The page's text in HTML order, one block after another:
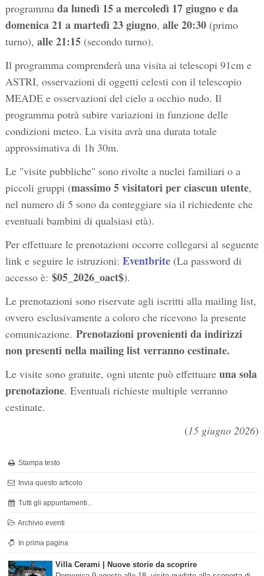
programma da lunedì 15 a mercoledì 17 giugno e da
domenica 21 a martedì 23 giugno, alle 20:30(primo
turno), alle 21:15(secondo turno).
Il programma comprenderà una visita ai telescopi 91cm e
ASTRI, osservazioni di oggetti celesti con il telescopio
MEADE e osservazioni del cielo a occhio nudo. Il
programma potrà subire variazioni in funzione delle
condizioni meteo. La visita avrà una durata totale
approssimativa di 1h 30m.
Le "visite pubbliche" sono rivolte a nuclei familiari o a
piccoli gruppi (massimo 5 visitatori per ciascun utente,
nel numero di 5 sono da conteggiare sia il richiedente che
eventuali bambini di qualsiasi età).
Per effettuare le prenotazioni occorre collegarsi al seguente
link e seguire le istruzioni: Eventbrite(La password di
accesso è: $05_2026_oact$).
Le prenotazioni sono riservate agli iscritti alla mailing list,
ovvero esclusivamente a coloro che ricevono la presente
comunicazione. Prenotazioni provenienti da indirizzi
non presenti nella mailing list verranno cestinate.
Le visite sono gratuite, ogni utente può effettuare una sola
prenotazione. Eventuali richieste multiple verranno
cestinate.
(15 giugno 2026)
Stampa testo
Invia questo articolo
Tutti gli appuntamenti...
Archivio eventi
In prima pagina
Villa Cerami | Nuove storie da scoprire